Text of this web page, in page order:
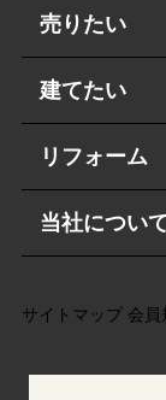
売りたい
建てたい
リフォーム
当社につい
サイトマップ 会員